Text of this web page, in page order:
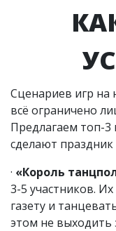
Сценариев игр на
всё ограничено
Предлагаем топ-3
сделают
· «Король
3-5 участников. Их
газету и
этом не выходить